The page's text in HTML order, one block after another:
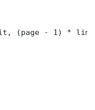
(page - 1) *